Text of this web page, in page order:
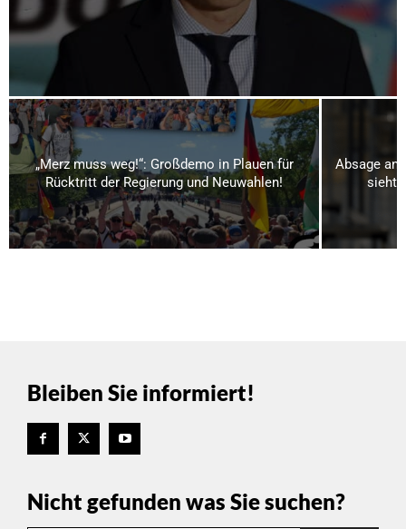
„Merz muss weg!“: Großdemo in Plauen für
Rücktritt der Regierung und Neuwahlen!
Absage an
sieht
Bleiben Sie informiert!
Nicht gefunden was Sie suchen?